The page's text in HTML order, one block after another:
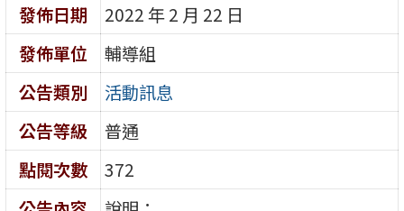
發佈日期
2022 年 2 月 22 日
發佈單位
輔導組
公告類別
活動訊息
公告等級
普通
點閱次數
372